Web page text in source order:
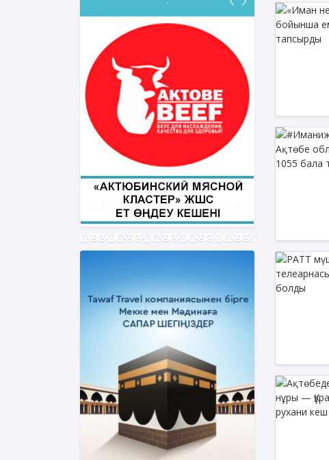
ФИҚҺ ДӘРІСТЕРІ
Нұрбол Смағұлов
""Нұр Ғасыр" облыстық мешітінің
наиб имамы
ТІКЕЛЕЙ ЭФИРДЕ
Аптаның сәрсенбі күндері сағат
21:00 (Ақтөбе уақытымен)
Біздің nur_gasyr Instagram
парақшамызда